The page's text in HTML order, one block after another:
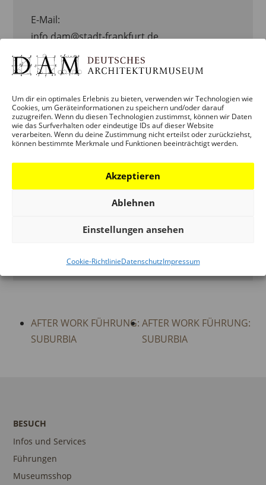
Um dir ein optimales Erlebnis zu bieten, verwenden wir Technologien wie
Cookies, um Geräteinformationen zu speichern und/oder darauf
zuzugreifen. Wenn du diesen Technologien zustimmst, können wir Daten
wie das Surfverhalten oder eindeutige IDs auf dieser Website
verarbeiten. Wenn du deine Zustimmung nicht erteilst oder zurückziehst,
können bestimmte Merkmale und Funktionen beeinträchtigt werden.
Akzeptieren
Ablehnen
Einstellungen ansehen
Cookie-RichtlinieDatenschutzImpressum
ORT
HessenD-60596
+49 (0)69 212-38844
E-Mail:
info.dam@stadt-frankfurt.de
Website:
ORGANISATOR-WEBSITE ANZEIGEN
AFTER WORK FÜHRUNG:
SUBURBIA
AFTER WORK FÜHRUNG:
SUBURBIA
BESUCH
Infos und Services
Führungen
Museumsshop